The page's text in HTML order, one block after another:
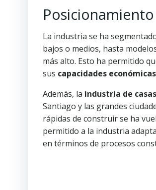
La industria se ha
bajos o medios, hasta
más alto. Esto ha permitido
sus capacidades económicas
Además, la industria de
Santiago y las grandes
rápidas de construir se ha
permitido a la industria
en términos de procesos